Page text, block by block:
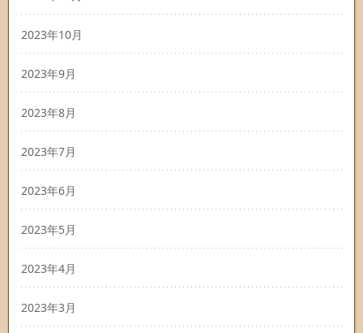
2023年10月
2023年9月
2023年8月
2023年7月
2023年6月
2023年5月
2023年4月
2023年3月